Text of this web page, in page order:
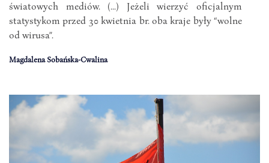
światowych mediów. (...) Jeżeli wierzyć oficjalnym
statystykom przed 30 kwietnia br. oba kraje były “wolne
od wirusa”.
Magdalena Sobańska-Cwalina